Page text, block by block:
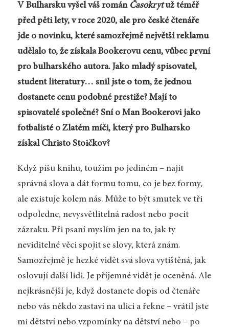
V Bulharsku vyšel váš román Časokrytuž téměř
před pěti lety, v roce 2020, ale pro české čtenáře
jde o novinku, které samozřejmě největší reklamu
udělalo to, že získala Bookerovu cenu, vůbec první
pro bulharského autora. Jako mladý spisovatel,
student literatury… snil jste o tom, že jednou
dostanete cenu podobné prestiže? Mají to
spisovatelé společné? Sní o Man Bookerovi jako
fotbalisté o Zlatém míči, který pro Bulharsko
získal Christo Stoičkov?
Když píšu knihu, toužím po jediném – najít
správná slova a dát formu tomu, co je bez formy,
ale existuje kolem nás. Může to být smutek ve tři
odpoledne, nevysvětlitelná radost nebo pocit
zázraku. Při psaní myslím jen na to, jak ty
neviditelné věci spojit se slovy, která znám.
Samozřejmě je hezké vidět svá slova vytištěná, jak
oslovují další lidi. Je příjemné vidět je oceněná. Ale
nejkrásnější je, když dostanete dopis od čtenáře
nebo vás někdo zastaví na ulici a řekne – vrátil jste
mi dětství nebo vzpomínky na dětství nebo – po